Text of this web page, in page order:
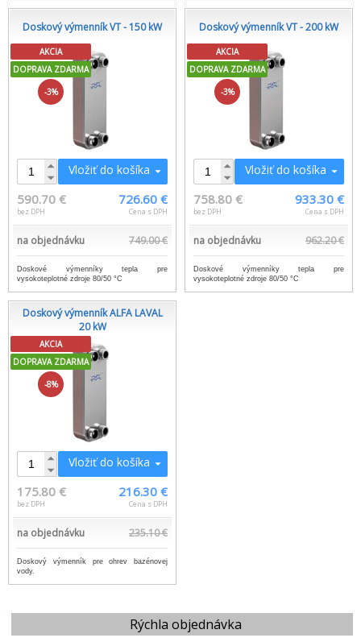
Rýchla objednávka
Doskový výmenník VT - 150 kW
AKCIA
DOPRAVA ZDARMA
-3%
Vložiť do košíka
590.70 €
bez DPH
726.60 €
Cena s DPH
na objednávku 749.00 €
Doskové výmenníky tepla pre
vysokoteplotné zdroje 80/50 °C
Doskový výmenník VT - 200 kW
AKCIA
DOPRAVA ZDARMA
-3%
Vložiť do košíka
758.80 €
bez DPH
933.30 €
Cena s DPH
na objednávku 962.20 €
Doskové výmenníky tepla pre
vysokoteplotné zdroje 80/50 °C
Doskový výmenník ALFA LAVAL
20 kW
AKCIA
DOPRAVA ZDARMA
-8%
Vložiť do košíka
175.80 €
bez DPH
216.30 €
Cena s DPH
na objednávku 235.10 €
Doskový výmenník pre ohrev bazénovej
vody.